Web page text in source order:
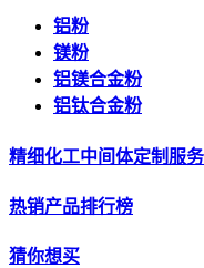
铝粉
镁粉
铝镁合金粉
铝钛合金粉
精细化工中间体定制服务
热销产品排行榜
猜你想买